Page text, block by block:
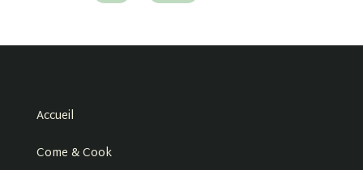
Accueil
Come & Cook